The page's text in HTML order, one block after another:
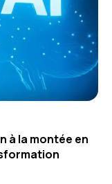
à la montée en